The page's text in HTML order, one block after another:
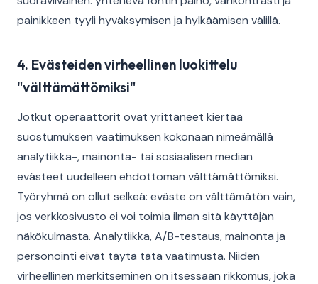
painikkeen tyyli hyväksymisen ja hylkäämisen välillä.
4. Evästeiden virheellinen luokittelu
"välttämättömiksi"
Jotkut operaattorit ovat yrittäneet kiertää
suostumuksen vaatimuksen kokonaan nimeämällä
analytiikka-, mainonta- tai sosiaalisen median
evästeet uudelleen ehdottoman välttämättömiksi.
Työryhmä on ollut selkeä: eväste on välttämätön vain,
jos verkkosivusto ei voi toimia ilman sitä käyttäjän
näkökulmasta. Analytiikka, A/B-testaus, mainonta ja
personointi eivät täytä tätä vaatimusta. Niiden
virheellinen merkitseminen on itsessään rikkomus, joka